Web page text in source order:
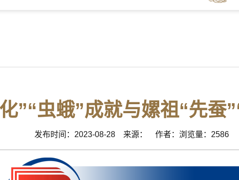
”“虫蛾”成就与嫘祖“先蚕
发布时间：2023-08-28 来源： 作者：浏览量：2586